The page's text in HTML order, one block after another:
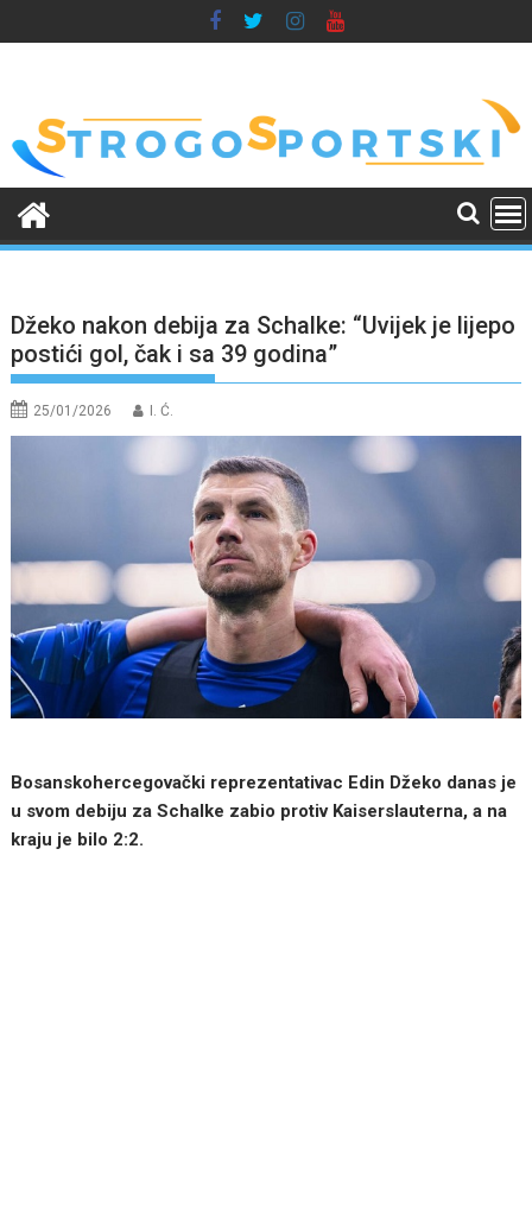
to
Džeko nakon debija za Schalke: “Uvijek je lijepo
postići gol, čak i sa 39 godina”
25/01/2026 I. Ć.
Bosanskohercegovački reprezentativac Edin Džeko danas je
u svom debiju za Schalke zabio protiv Kaiserslauterna, a na
kraju je bilo 2:2.